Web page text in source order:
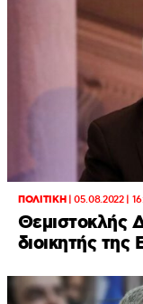
ΠΟΛΙΤΙΚΗ|05.08.2022 |
Θεμιστοκλής
διοικητής της